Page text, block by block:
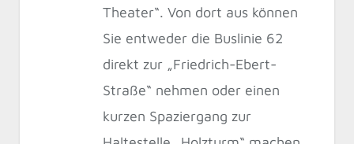
Theater“. Von dort aus können
Sie entweder die Buslinie 62
direkt zur „Friedrich-Ebert-
Straße“ nehmen oder einen
kurzen Spaziergang zur